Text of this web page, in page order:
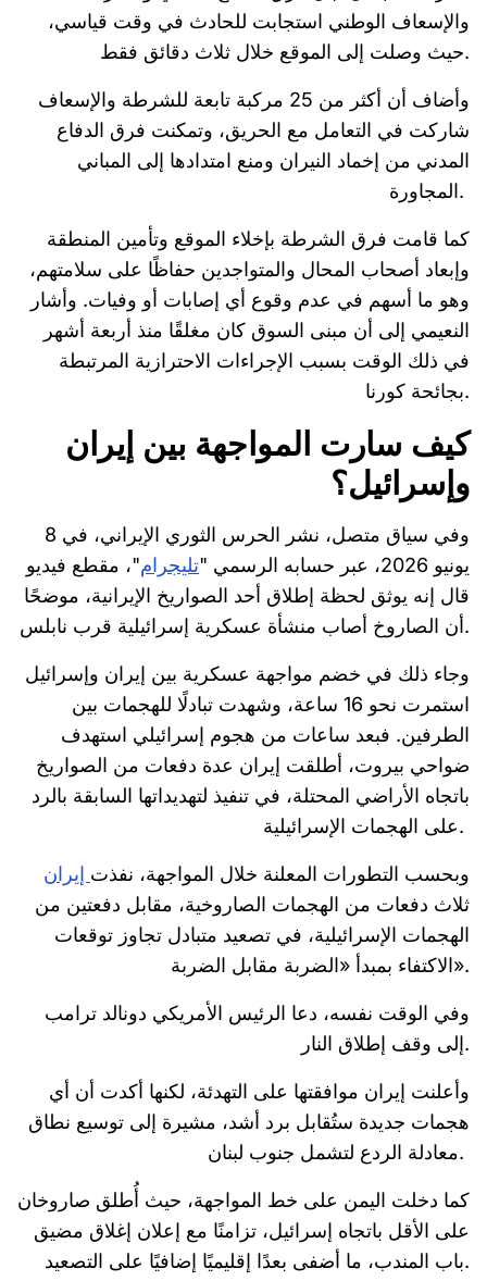
والإسعاف الوطني استجابت للحادث في وقت قياسي،
حيث وصلت إلى الموقع خلال ثلاث دقائق فقط.
وأضاف أن أكثر من 25 مركبة تابعة للشرطة والإسعاف
شاركت في التعامل مع الحريق، وتمكنت فرق الدفاع
المدني من إخماد النيران ومنع امتدادها إلى المباني
المجاورة.
كما قامت فرق الشرطة بإخلاء الموقع وتأمين المنطقة
وإبعاد أصحاب المحال والمتواجدين حفاظًا على سلامتهم،
وهو ما أسهم في عدم وقوع أي إصابات أو وفيات. وأشار
النعيمي إلى أن مبنى السوق كان مغلقًا منذ أربعة أشهر
في ذلك الوقت بسبب الإجراءات الاحترازية المرتبطة
بجائحة كورنا.
كيف سارت المواجهة بين إيران
وإسرائيل؟
وفي سياق متصل، نشر الحرس الثوري الإيراني، في 8
يونيو 2026، عبر حسابه الرسمي "
تليجرام"، مقطع فيديو
قال إنه يوثق لحظة إطلاق أحد الصواريخ الإيرانية، موضحًا
أن الصاروخ أصاب منشأة عسكرية إسرائيلية قرب نابلس.
وجاء ذلك في خضم مواجهة عسكرية بين إيران وإسرائيل
استمرت نحو 16 ساعة، وشهدت تبادلًا للهجمات بين
الطرفين. فبعد ساعات من هجوم إسرائيلي استهدف
ضواحي بيروت، أطلقت إيران عدة دفعات من الصواريخ
باتجاه الأراضي المحتلة، في تنفيذ لتهديداتها السابقة بالرد
على الهجمات الإسرائيلية.
وبحسب التطورات المعلنة خلال المواجهة، نفذت إيران
ثلاث دفعات من الهجمات الصاروخية، مقابل دفعتين من
الهجمات الإسرائيلية، في تصعيد متبادل تجاوز توقعات
الاكتفاء بمبدأ «الضربة مقابل الضربة».
وفي الوقت نفسه، دعا الرئيس الأمريكي دونالد ترامب
إلى وقف إطلاق النار.
هجمات جديدة ستُقابل برد أشد، مشيرة إلى توسيع نطاق
معادلة الردع لتشمل جنوب لبنان.
كما دخلت اليمن على خط المواجهة، حيث أُطلق صاروخان
على الأقل باتجاه إسرائيل، تزامنًا مع إعلان إغلاق مضيق
باب المندب، ما أضفى بعدًا إقليميًا إضافيًا على التصعيد.